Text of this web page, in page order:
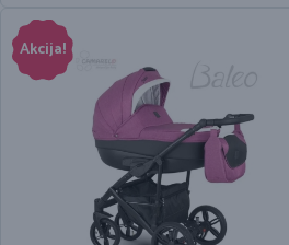
Akcija!